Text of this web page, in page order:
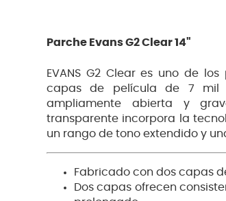
Parche Evans G2 Clear 14"
EVANS G2 Clear es uno de
capas de película de 7 mil
ampliamente abierta y
transparente incorpora la
un rango de tono extendido y
Fabricado con dos capas
Dos capas ofrecen